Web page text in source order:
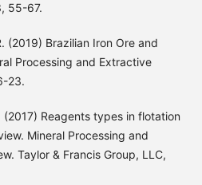
55-67.
(2019) Brazilian Iron Ore and
Processing and Extractive
23.
(2017) Reagents types in flotation
Mineral Processing and
Taylor & Francis Group, LLC,